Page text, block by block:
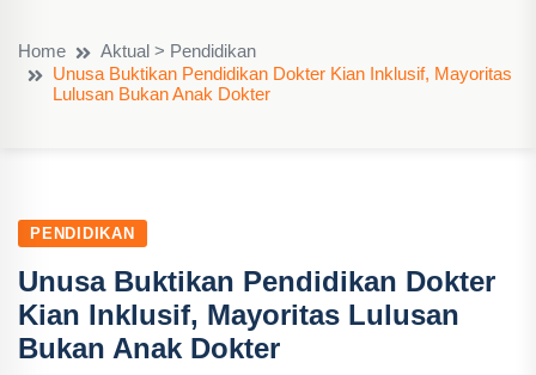
Home
Aktual > Pendidikan
Unusa Buktikan Pendidikan Dokter Kian Inklusif, Mayoritas
Lulusan Bukan Anak Dokter
PENDIDIKAN
Unusa Buktikan Pendidikan Dokter
Kian Inklusif, Mayoritas Lulusan
Bukan Anak Dokter